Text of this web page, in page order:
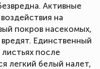
Активные
на
покров насекомых,
Единственный
после
легкий белый налет,